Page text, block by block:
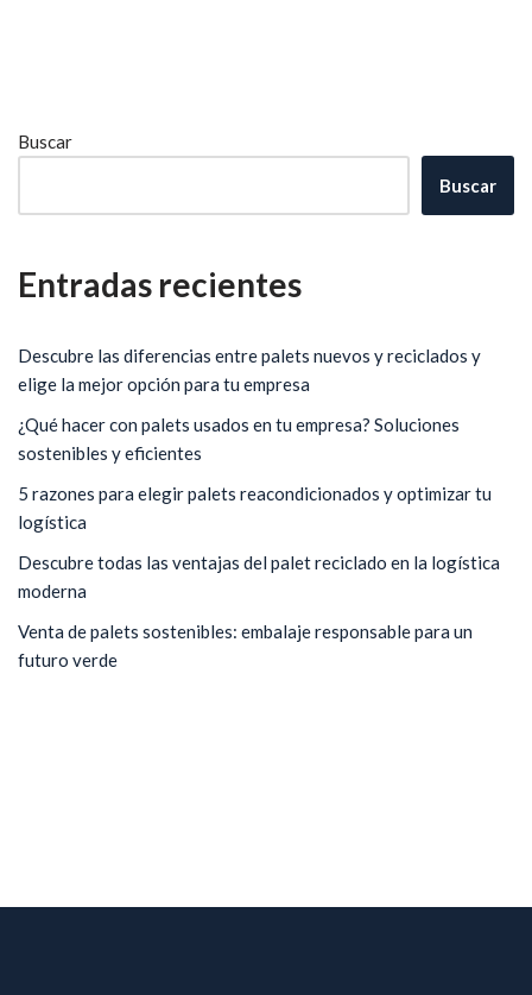
Buscar
Buscar
Entradas recientes
Descubre las diferencias entre palets nuevos y reciclados y
elige la mejor opción para tu empresa
¿Qué hacer con palets usados en tu empresa? Soluciones
sostenibles y eficientes
5 razones para elegir palets reacondicionados y optimizar tu
logística
Descubre todas las ventajas del palet reciclado en la logística
moderna
Venta de palets sostenibles: embalaje responsable para un
futuro verde